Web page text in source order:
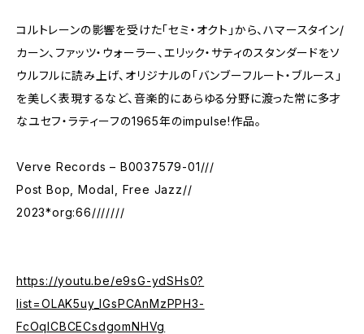
コルトレーンの影響を受けた「セミ・オクト」から、ハマースタイン/
カーン、ファッツ・ウォーラー、エリック・サティのスタンダードをソ
ウルフルに読み上げ、オリジナルの「バンブーフルート・ブルース」
を美しく表現するなど、音楽的にあらゆる分野に渡った常に多才
なユセフ・ラティーフの1965年のimpulse!作品。
Verve Records – B0037579-01///
Post Bop, Modal, Free Jazz//
2023*org:66///////
https://youtu.be/e9sG-ydSHs0?
list=OLAK5uy_lGsPCAnMzPPH3-
FcOqlCBCECsdgomNHVg